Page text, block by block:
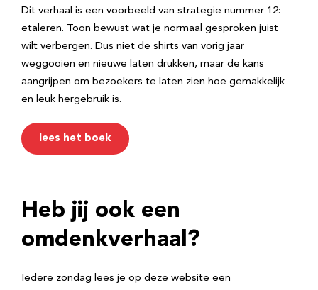
Dit verhaal is een voorbeeld van strategie nummer 12:
etaleren. Toon bewust wat je normaal gesproken juist
wilt verbergen. Dus niet de shirts van vorig jaar
weggooien en nieuwe laten drukken, maar de kans
aangrijpen om bezoekers te laten zien hoe gemakkelijk
en leuk hergebruik is.
lees het boek
Heb jij ook een
omdenkverhaal?
Iedere zondag lees je op deze website een